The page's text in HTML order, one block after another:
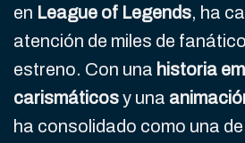
en League of Legends, ha
atención de miles de
estreno. Con una historia
carismáticosy una
ha consolidado como una